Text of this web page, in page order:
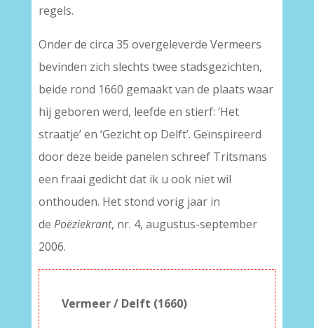
regels.
Onder de circa 35 overgeleverde Vermeers
bevinden zich slechts twee stadsgezichten,
beide rond 1660 gemaakt van de plaats waar
hij geboren werd, leefde en stierf: ‘Het
straatje’ en ‘Gezicht op Delft’. Geïnspireerd
door deze beide panelen schreef Tritsmans
een fraai gedicht dat ik u ook niet wil
onthouden. Het stond vorig jaar in
de Poëziekrant, nr. 4, augustus-september
2006.
Vermeer / Delft (1660)